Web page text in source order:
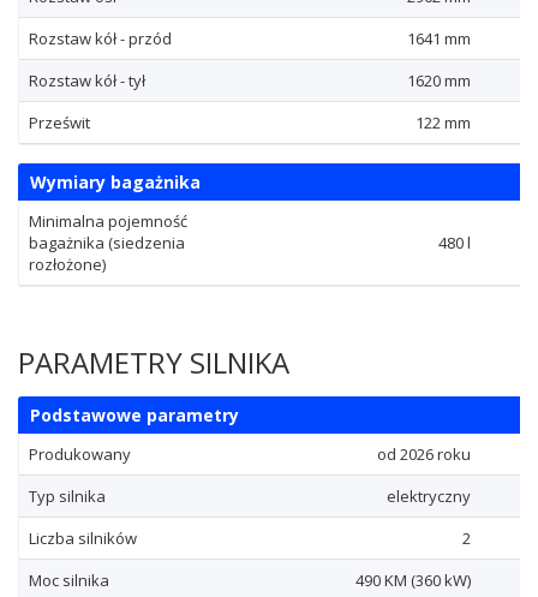
Rozstaw kół - przód
1641 mm
Rozstaw kół - tył
1620 mm
Prześwit
122 mm
Wymiary bagażnika
Minimalna pojemność
bagażnika (siedzenia
rozłożone)
480 l
PARAMETRY SILNIKA
Podstawowe parametry
Produkowany
od 2026 roku
Typ silnika
elektryczny
Liczba silników
2
Moc silnika
490KM (360kW)